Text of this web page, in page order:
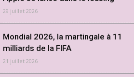
29 juillet 2026
Mondial 2026, la martingale à 11
milliards de la FIFA
21 juillet 2026